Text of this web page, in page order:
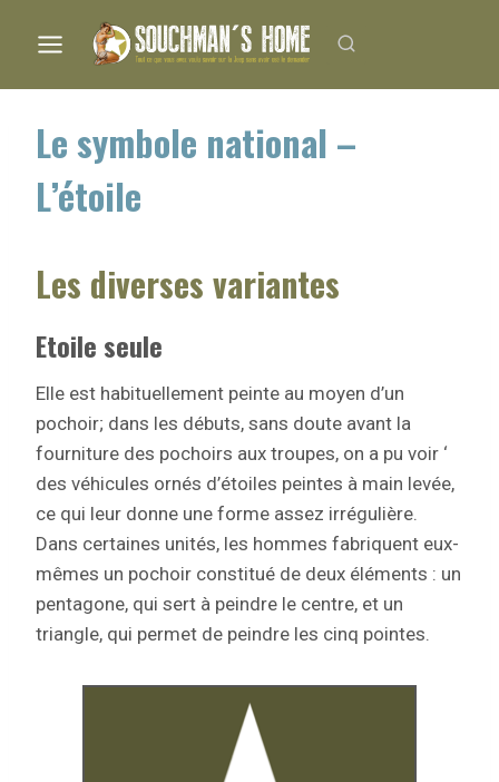
Le symbole national –
L’étoile
Les diverses variantes
Etoile seule
Elle est habituellement peinte au moyen d’un
pochoir; dans les débuts, sans doute avant la
fourniture des pochoirs aux troupes, on a pu voir ‘
des véhicules ornés d’étoiles peintes à main levée,
ce qui leur donne une forme assez irrégulière.
Dans certaines unités, les hommes fabriquent eux-
mêmes un pochoir constitué de deux éléments : un
pentagone, qui sert à peindre le centre, et un
triangle, qui permet de peindre les cinq pointes.